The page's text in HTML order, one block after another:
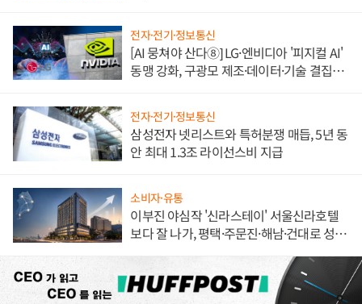
전자·전기·정보통신
[AI 뭉쳐야 산다⑧] LG·엔비디아 '피지컬 AI'
동맹 강화, 구광모 제조·데이터·기술 결집
전자·전기·정보통신
삼성전자 넷리스트와 특허분쟁 매듭, 5년 동
안 최대 1.3조 라이선스비 지급
소비자·유통
이부진 야심작 '신라스테이' 서울신라호텔
보다 잘 나가, 평택·주문진·해남·건대로 성